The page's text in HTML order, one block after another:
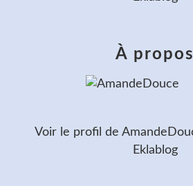
À propos
Voir le profil de
Eklablog